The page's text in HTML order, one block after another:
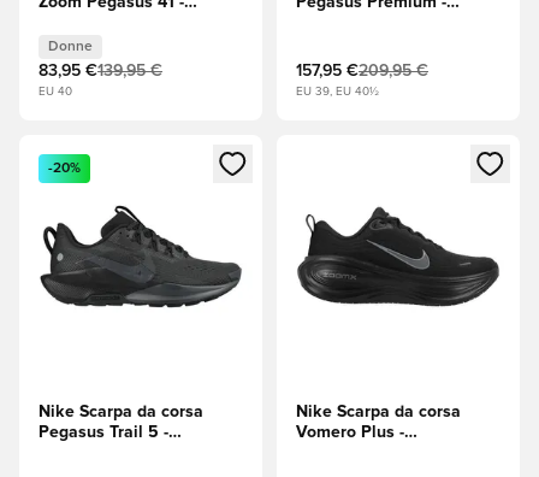
Donne
83,95 €139,95 €
EU 40
157,95 €209,95 €
EU 39, EU 40½
Apre una finestra modale per accedere o registrarsi come
-20%
Nike Scarpa da corsa
Pegasus Trail 5 -
Apre una finestra modale
Nike Scarpa da corsa
Vomero Plus -